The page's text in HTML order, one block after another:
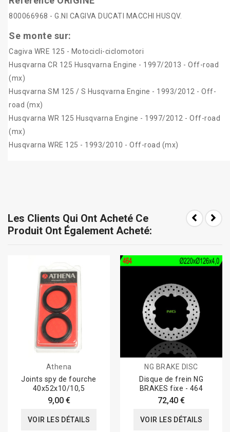
800066968 - G.NI CAGIVA DUCATI MACCHI HUSQV.
Se monte sur:
Cagiva WRE 125 - Motocicli-ciclomotori
Husqvarna CR 125 Husqvarna Engine - 1997/2013 - Off-road
(mx)
Husqvarna SM 125 / S Husqvarna Engine - 1993/2012 - Off-
road (mx)
Husqvarna WR 125 Husqvarna Engine - 1997/2012 - Off-road
(mx)
Husqvarna WRE 125 - 1993/2010 - Off-road (mx)
Les Clients Qui Ont Acheté Ce
Produit Ont Également Acheté:
Athena
Joints spy de fourche
40x52x10/10,5
9,00 €
VOIR LES DÉTAILS
NG BRAKE DISC
Disque de frein NG
BRAKES fixe - 464
72,40 €
VOIR LES DÉTAILS